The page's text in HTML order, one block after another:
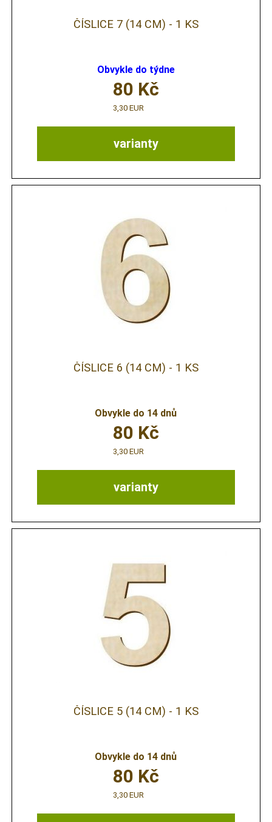
ČÍSLICE 7 (14 CM) - 1 KS
Obvykle do týdne
varianty
80 Kč
3,30 EUR
ČÍSLICE 6 (14 CM) - 1 KS
Obvykle do 14 dnů
varianty
80 Kč
3,30 EUR
ČÍSLICE 5 (14 CM) - 1 KS
Obvykle do 14 dnů
80 Kč
3,30 EUR